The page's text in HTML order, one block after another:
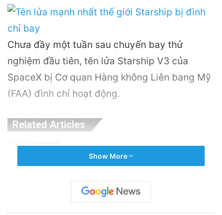
Chưa đầy một tuần sau chuyến bay thử
nghiệm đầu tiên, tên lửa Starship V3 của
SpaceX bị Cơ quan Hàng không Liên bang Mỹ
(FAA) đình chỉ hoạt động.
Related Articles
Cuộc đời của Nhà Khoa học Xuất sắc
21 hours ago
Khám Phá Máy Đào Hầm Nổ Đá Đầu Tiên
Show More